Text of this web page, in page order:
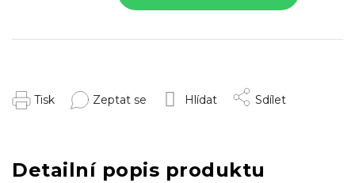
Tisk Zeptat se Hlídat Sdílet
Detailní popis produktu